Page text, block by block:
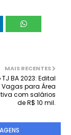
MAIS RECENTES
BA 2023: Edital
para Área
com salários
de R$ 10 mil.